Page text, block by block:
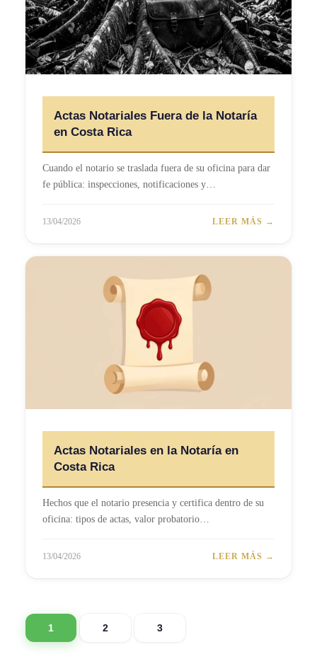
Actas Notariales Fuera de la Notaría
en Costa Rica
Cuando el notario se traslada fuera de su oficina para dar
fe pública: inspecciones, notificaciones y…
13/04/2026 LEER MÁS →
Actas Notariales en la Notaría en
Costa Rica
Hechos que el notario presencia y certifica dentro de su
oficina: tipos de actas, valor probatorio…
13/04/2026 LEER MÁS →
1 2 3